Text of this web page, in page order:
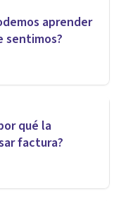
aprender
sentimos?
qué la
factura?